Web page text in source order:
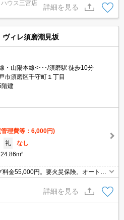
ウス三宮店
詳細を見る
ヴィレ須磨潮見坂
・山陽本線<･･･/須磨駅 徒歩10分
市須磨区千守町１丁目
階建
管理費等：6,000円)
礼
なし
24.86m²
金55,000円。要火災保険。オートロ
歩5分圏内!。住環境も静かで安心で
詳細を見る